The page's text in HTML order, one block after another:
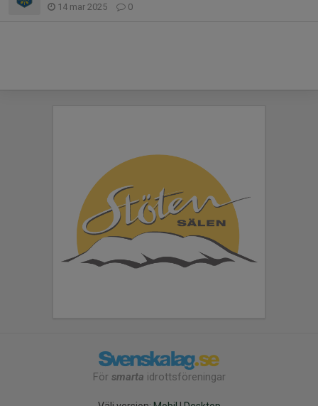
14 mar 2025 0
För smarta idrottsföreningar